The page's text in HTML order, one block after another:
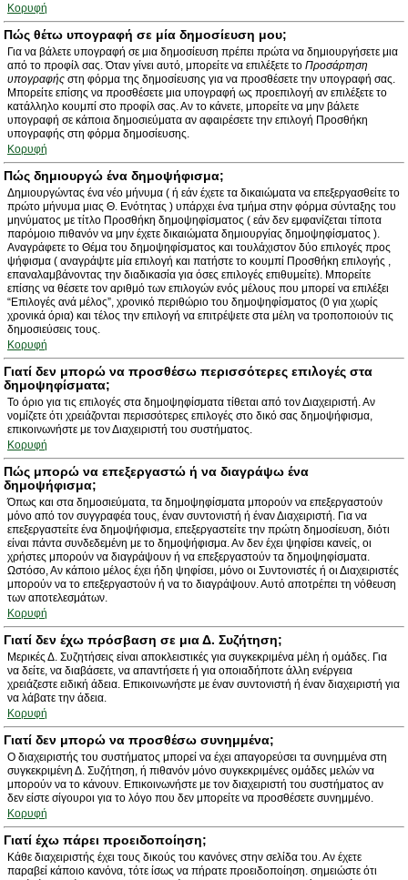
Κορυφή
Πώς θέτω υπογραφή σε μία δημοσίευση μου;
Για να βάλετε υπογραφή σε μια δημοσίευση πρέπει πρώτα να δημιουργήσετε μια
από το προφίλ σας. Όταν γίνει αυτό, μπορείτε να επιλέξετε το Προσάρτηση
υπογραφής στη φόρμα της δημοσίευσης για να προσθέσετε την υπογραφή σας.
Μπορείτε επίσης να προσθέσετε μια υπογραφή ως προεπιλογή αν επιλέξετε το
κατάλληλο κουμπί στο προφίλ σας. Αν το κάνετε, μπορείτε να μην βάλετε
υπογραφή σε κάποια δημοσιεύματα αν αφαιρέσετε την επιλογή Προσθήκη
υπογραφής στη φόρμα δημοσίευσης.
Κορυφή
Πώς δημιουργώ ένα δημοψήφισμα;
Δημιουργώντας ένα νέο μήνυμα ( ή εάν έχετε τα δικαιώματα να επεξεργασθείτε το
πρώτο μήνυμα μιας Θ. Ενότητας ) υπάρχει ένα τμήμα στην φόρμα σύνταξης του
μηνύματος με τίτλο Προσθήκη δημοψηφίσματος ( εάν δεν εμφανίζεται τίποτα
παρόμοιο πιθανόν να μην έχετε δικαιώματα δημιουργίας δημοψηφίσματος ).
Αναγράφετε το Θέμα του δημοψηφίσματος και τουλάχιστον δύο επιλογές προς
ψήφισμα ( αναγράψτε μία επιλογή και πατήστε το κουμπί Προσθήκη επιλογής ,
επαναλαμβάνοντας την διαδικασία για όσες επιλογές επιθυμείτε). Μπορείτε
επίσης να θέσετε τον αριθμό των επιλογών ενός μέλους που μπορεί να επιλέξει
“Επιλογές ανά μέλος”, χρονικό περιθώριο του δημοψηφίσματος (0 για χωρίς
χρονικά όρια) και τέλος την επιλογή να επιτρέψετε στα μέλη να τροποποιούν τις
δημοσιεύσεις τους.
Κορυφή
Γιατί δεν μπορώ να προσθέσω περισσότερες επιλογές στα
δημοψηφίσματα;
Το όριο για τις επιλογές στα δημοψηφίσματα τίθεται από τον Διαχειριστή. Αν
νομίζετε ότι χρειάζονται περισσότερες επιλογές στο δικό σας δημοψήφισμα,
επικοινωνήστε με τον Διαχειριστή του συστήματος.
Κορυφή
Πώς μπορώ να επεξεργαστώ ή να διαγράψω ένα
δημοψήφισμα;
Όπως και στα δημοσιεύματα, τα δημοψηφίσματα μπορούν να επεξεργαστούν
μόνο από τον συγγραφέα τους, έναν συντονιστή ή έναν Διαχειριστή. Για να
επεξεργαστείτε ένα δημοψήφισμα, επεξεργαστείτε την πρώτη δημοσίευση, διότι
είναι πάντα συνδεδεμένη με το δημοψήφισμα. Αν δεν έχει ψηφίσει κανείς, οι
χρήστες μπορούν να διαγράψουν ή να επεξεργαστούν τα δημοψηφίσματα.
Ωστόσο, Αν κάποιο μέλος έχει ήδη ψηφίσει, μόνο οι Συντονιστές ή οι Διαχειριστές
μπορούν να το επεξεργαστούν ή να το διαγράψουν. Αυτό αποτρέπει τη νόθευση
των αποτελεσμάτων.
Κορυφή
Γιατί δεν έχω πρόσβαση σε μια Δ. Συζήτηση;
Μερικές Δ. Συζητήσεις είναι αποκλειστικές για συγκεκριμένα μέλη ή ομάδες. Για
να δείτε, να διαβάσετε, να απαντήσετε ή για οποιαδήποτε άλλη ενέργεια
χρειάζεστε ειδική άδεια. Επικοινωνήστε με έναν συντονιστή ή έναν διαχειριστή για
να λάβατε την άδεια.
Κορυφή
Γιατί δεν μπορώ να προσθέσω συνημμένα;
Ο διαχειριστής του συστήματος μπορεί να έχει απαγορεύσει τα συνημμένα στη
συγκεκριμένη Δ. Συζήτηση, ή πιθανόν μόνο συγκεκριμένες ομάδες μελών να
μπορούν να το κάνουν. Επικοινωνήστε με τον διαχειριστή του συστήματος αν
δεν είστε σίγουροι για το λόγο που δεν μπορείτε να προσθέσετε συνημμένο.
Κορυφή
Γιατί έχω πάρει προειδοποίηση;
Κάθε διαχειριστής έχει τους δικούς του κανόνες στην σελίδα του. Αν έχετε
παραβεί κάποιο κανόνα, τότε ίσως να πήρατε προειδοποίηση. σημειώστε ότι